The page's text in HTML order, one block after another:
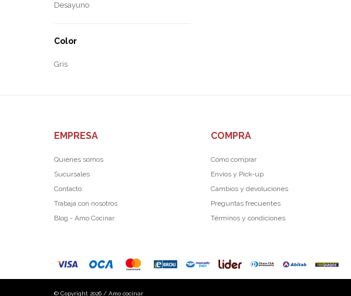
Desayuno
Color
Gris
EMPRESA
Quiénes somos
Sucursales
Contacto
Trabaja con nosotros
Blog - Amo Cocinar
COMPRA
Cómo comprar
Envíos y Pick-up
Cambios y devoluciones
Preguntas frecuentes
Términos y condiciones
© Copyright 2026 / Amo cocinar